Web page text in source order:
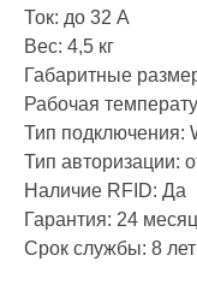
Ток: до 32 А
Вес: 4,5 кг
Габаритные
Рабочая
Тип подключения:
Тип авторизации:
Наличие RFID: Да
Гарантия: 24
Срок службы: 8 лет